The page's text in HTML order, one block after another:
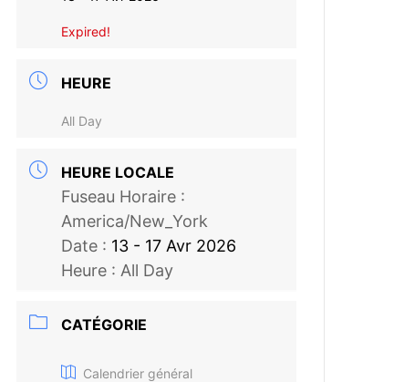
Expired!
HEURE
All Day
HEURE LOCALE
Fuseau Horaire :
America/New_York
Date : 13 - 17 Avr 2026
Heure : All Day
CATÉGORIE
Calendrier général